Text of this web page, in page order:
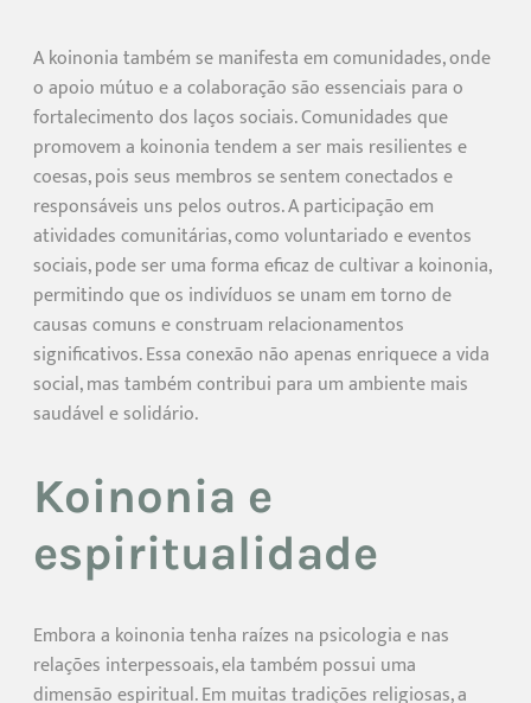
A koinonia também se manifesta em comunidades, onde
o apoio mútuo e a colaboração são essenciais para o
fortalecimento dos laços sociais. Comunidades que
promovem a koinonia tendem a ser mais resilientes e
coesas, pois seus membros se sentem conectados e
responsáveis uns pelos outros. A participação em
atividades comunitárias, como voluntariado e eventos
sociais, pode ser uma forma eficaz de cultivar a koinonia,
permitindo que os indivíduos se unam em torno de
causas comuns e construam relacionamentos
significativos. Essa conexão não apenas enriquece a vida
social, mas também contribui para um ambiente mais
saudável e solidário.
Koinonia e
espiritualidade
Embora a koinonia tenha raízes na psicologia e nas
relações interpessoais, ela também possui uma
dimensão espiritual. Em muitas tradições religiosas, a